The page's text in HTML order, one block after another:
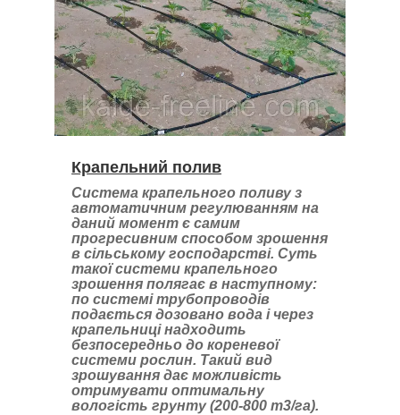
Крапельний полив
Система крапельного поливу з
автоматичним регулюванням на
даний момент є самим
прогресивним способом зрошення
в сільському господарстві. Суть
такої системи крапельного
зрошення полягає в наступному:
по системі трубопроводів
подається дозовано вода і через
крапельниці надходить
безпосередньо до кореневої
системи рослин. Такий вид
зрошування дає можливість
отримувати оптимальну
вологість грунту (200-800 m3/га).